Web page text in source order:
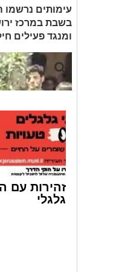
שם צפויים להטיח
להצטרפות
עימותים
בשבת במרכז
ומנגד פעילים
זהירות עם
גלגלי